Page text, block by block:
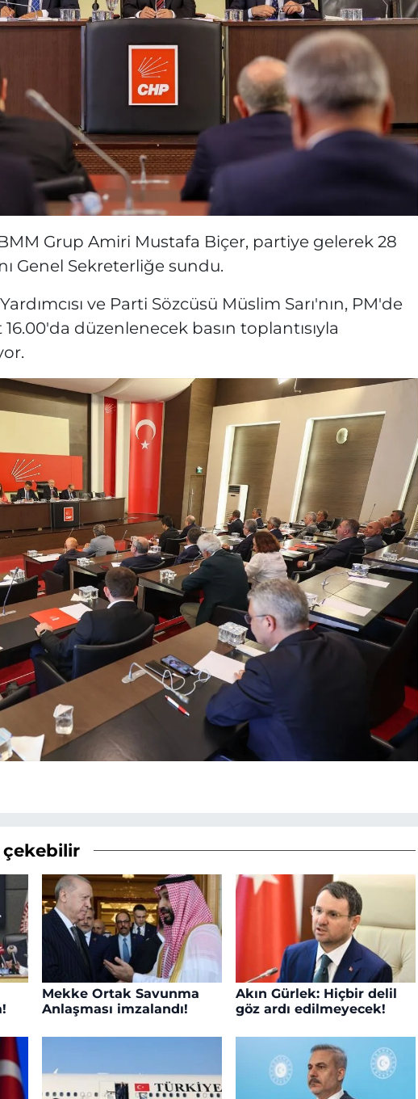
Grup Amiri Mustafa Biçer, partiye gelerek 28
Genel Sekreterliğe sundu.
ve Parti Sözcüsü Müslim Sarı'nın, PM'de
16.00'da düzenlenecek basın toplantısıyla
Mekke Ortak Savunma
Anlaşması imzalandı!
Akın Gürlek: Hiçbir delil
göz ardı edilmeyecek!